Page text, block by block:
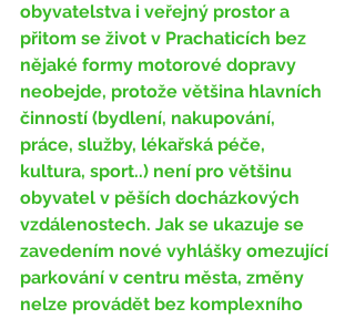
obyvatelstva i veřejný prostor a
přitom se život v Prachaticích bez
nějaké formy motorové dopravy
neobejde, protože většina hlavních
činností (bydlení, nakupování,
práce, služby, lékařská péče,
kultura, sport..) není pro většinu
obyvatel v pěších docházkových
vzdálenostech. Jak se ukazuje se
zavedením nové vyhlášky omezující
parkování v centru města, změny
nelze provádět bez komplexního